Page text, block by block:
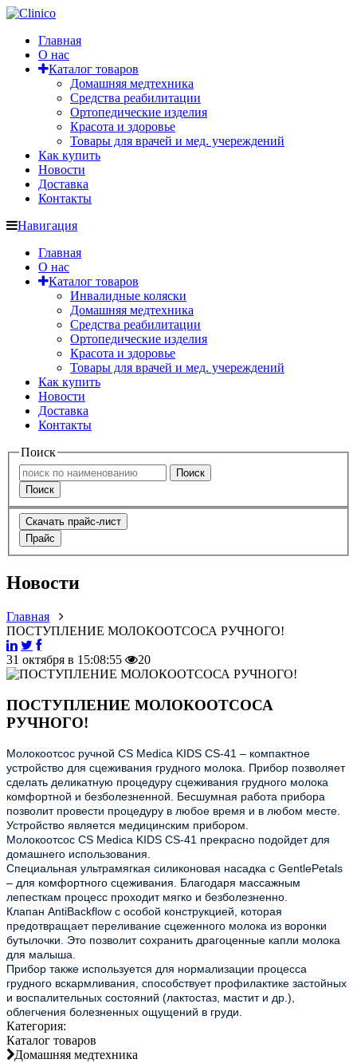
Главная
О нас
Каталог товаров
Домашняя медтехника
Средства реабилитации
Ортопедические изделия
Красота и здоровье
Товары для врачей и мед. учереждений
Как купить
Новости
Доставка
Контакты
Навигация
Главная
О нас
Каталог товаров
Инвалидные коляски
Домашняя медтехника
Средства реабилитации
Ортопедические изделия
Красота и здоровье
Товары для врачей и мед. учереждений
Как купить
Новости
Доставка
Контакты
Поиск
Поиск
Поиск
Скачать прайс-лист
Прайс
Новости
Главная
ПОСТУПЛЕНИЕ МОЛОКООТСОСА РУЧНОГО!
31 октября в 15:08:55 20
ПОСТУПЛЕНИЕ МОЛОКООТСОСА
РУЧНОГО!
Молокоотсос ручной CS Medica KIDS CS-41 – компактное
устройство для сцеживания грудного молока. Прибор позволяет
сделать деликатную процедуру сцеживания грудного молока
комфортной и безболезненной. Бесшумная работа прибора
позволит провести процедуру в любое время и в любом месте.
Устройство является медицинским прибором.
Молокоотсос CS Medica KIDS CS-41 прекрасно подойдет для
домашнего использования.
Специальная ультрамягкая силиконовая насадка с GentlePetals
– для комфортного сцеживания. Благодаря массажным
лепесткам процесс проходит мягко и безболезненно.
Клапан AntiBackflow с особой конструкцией, которая
предотвращает переливание сцеженного молока из воронки
бутылочки. Это позволит сохранить драгоценные капли молока
для малыша.
Прибор также используется для нормализации процесса
грудного вскармливания, способствует профилактике застойных
и воспалительных состояний (лактостаз, мастит и др.),
облегчения болезненных ощущений в груди.
Категория:
Каталог товаров
Домашняя медтехника